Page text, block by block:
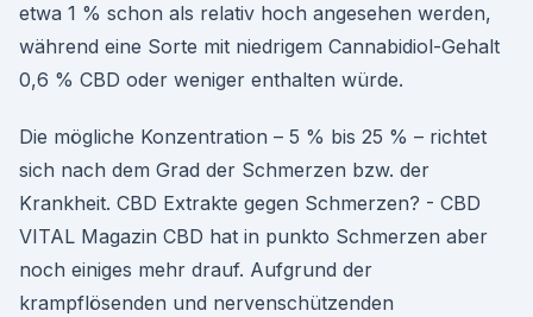
etwa 1 % schon als relativ hoch angesehen werden,
während eine Sorte mit niedrigem Cannabidiol-Gehalt
0,6 % CBD oder weniger enthalten würde.
Die mögliche Konzentration – 5 % bis 25 % – richtet
sich nach dem Grad der Schmerzen bzw. der
Krankheit. CBD Extrakte gegen Schmerzen? - CBD
VITAL Magazin CBD hat in punkto Schmerzen aber
noch einiges mehr drauf. Aufgrund der
krampflösenden und nervenschützenden